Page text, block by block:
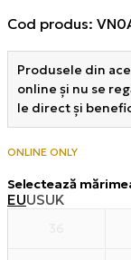
Cod produs:
Produsele din
online și nu se
le direct și
ONLINE ONLY
Selectează
EUUSUK